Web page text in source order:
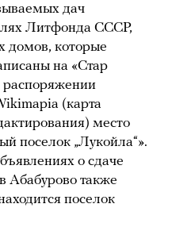
дач
Литфонда СССР,
домов, которые
на «Стар
распоряжении
(карта
место
поселок „Лукойла“».
о сдаче
Абабурово также
поселок